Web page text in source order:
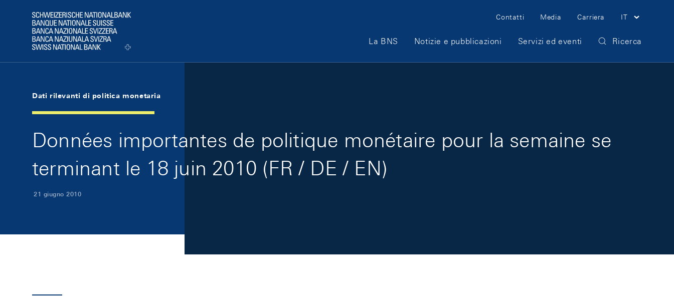
Logo
Meta Navigation
Contatti Media Carriera IT
Main Navigation
La BNS Notizie e pubblicazioni Servizi ed eventi Ricerca
Dati rilevanti di politica monetaria
Données importantes de politique monétaire pour la semaine se
terminant le 18 juin 2010 (FR / DE / EN)
21 giugno 2010